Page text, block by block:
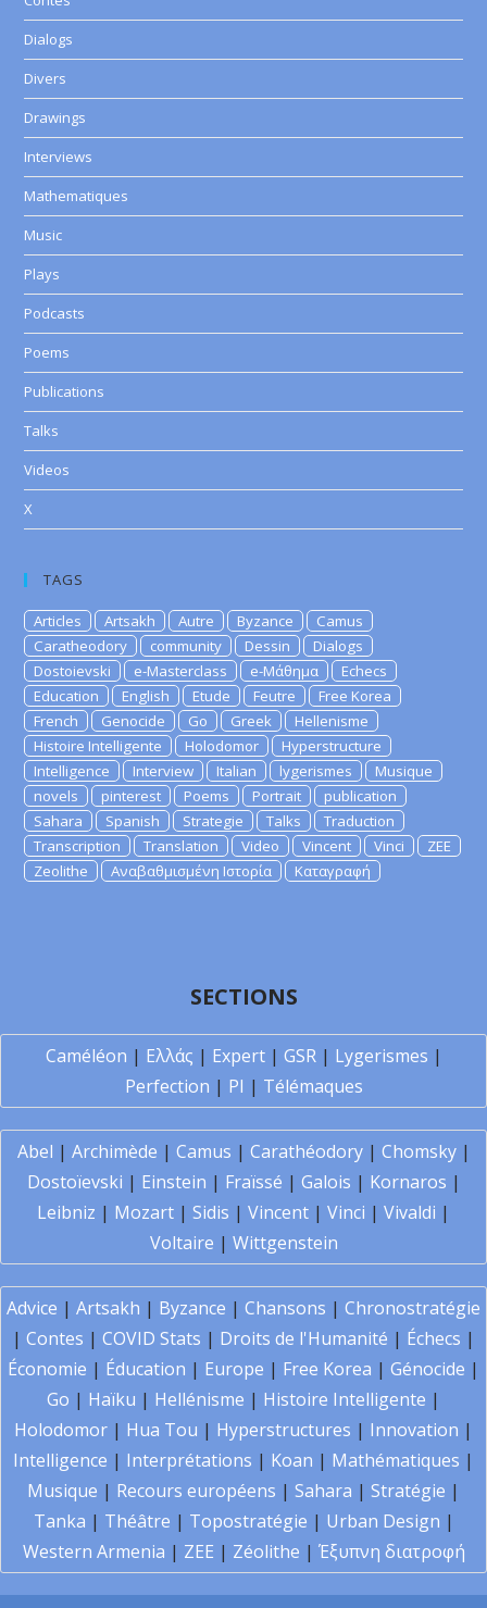
Dialogs
Divers
Drawings
Interviews
Mathematiques
Music
Plays
Podcasts
Poems
Publications
Talks
Videos
X
TAGS
Articles Artsakh Autre Byzance
Camus
Caratheodory
community Dessin
Dialogs
Dostoievski
e-Masterclass e-Μάθημα
Echecs
Education
English Etude Feutre
Free Korea
French
Genocide Go Greek
Hellenisme
Histoire Intelligente
Holodomor
Hyperstructure
Intelligence
Interview Italian lygerismes
Musique
novels
pinterest Poems Portrait
publication
Sahara
Spanish Strategie Talks
Traduction
Transcription
Translation Video Vincent Vinci
ZEE
Zeolithe
Αναβαθμισμένη Ιστορία Καταγραφή
SECTIONS
Caméléon | Ελλάς | Expert| GSR| Lygerismes |
Perfection | PI | Télémaques
Abel | Archimède | Camus | Carathéodory| Chomsky|
Dostoïevski | Einstein | Fraïssé | Galois | Kornaros |
Leibniz | Mozart | Sidis | Vincent | Vinci | Vivaldi |
Voltaire | Wittgenstein
Advice | Artsakh | Byzance | Chansons | Chronostratégie
| Contes | COVID Stats | Droits de l'Humanité | Échecs |
Économie | Éducation | Europe | Free Korea | Génocide |
Go | Haïku | Hellénisme | Histoire Intelligente |
Holodomor | Hua Tou | Hyperstructures | Innovation |
Intelligence | Interprétations | Koan | Mathématiques |
Musique | Recours européens | Sahara | Stratégie |
Tanka | Théâtre | Topostratégie | Urban Design |
Western Armenia | ZEE | Zéolithe | Έξυπνη διατροφή